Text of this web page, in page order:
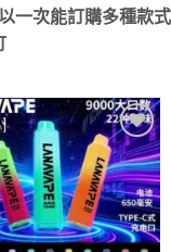
一次能訂購多種款式
Add to
wishlist